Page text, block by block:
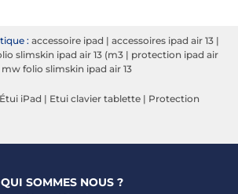
: accessoire ipad | accessoires ipad air 13 |
slimskin ipad air 13 (m3 | protection ipad air
mw folio slimskin ipad air 13
Étui iPad | Etui clavier tablette | Protection
QUI SOMMES NOUS ?